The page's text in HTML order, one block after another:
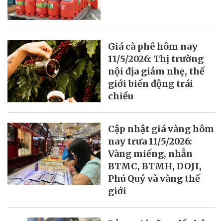
Giá cà phê hôm nay
11/5/2026: Thị trường
nội địa giảm nhẹ, thế
giới biến động trái
chiều
Cập nhật giá vàng hôm
nay trưa 11/5/2026:
Vàng miếng, nhẫn
BTMC, BTMH, DOJI,
Phú Quý và vàng thế
giới